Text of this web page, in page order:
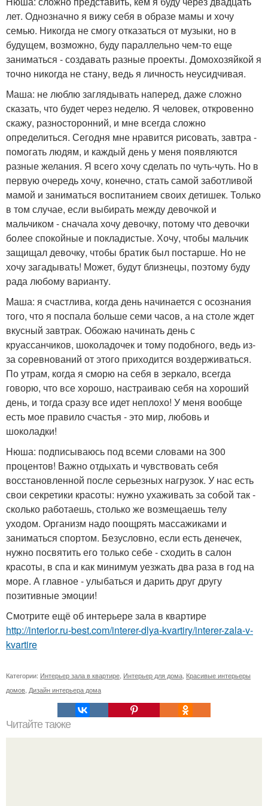
лет. Однозначно я вижу себя в образе мамы и хочу
семью. Никогда не смогу отказаться от музыки, но в
будущем, возможно, буду параллельно чем-то еще
заниматься - создавать разные проекты. Домохозяйкой я
точно никогда не стану, ведь я личность неусидчивая.
Маша: не люблю заглядывать наперед, даже сложно
сказать, что будет через неделю. Я человек, откровенно
скажу, разносторонний, и мне всегда сложно
определиться. Сегодня мне нравится рисовать, завтра -
помогать людям, и каждый день у меня появляются
разные желания. Я всего хочу сделать по чуть-чуть. Но в
первую очередь хочу, конечно, стать самой заботливой
мамой и заниматься воспитанием своих детишек. Только
в том случае, если выбирать между девочкой и
мальчиком - сначала хочу девочку, потому что девочки
более спокойные и покладистые. Хочу, чтобы мальчик
защищал девочку, чтобы братик был постарше. Но не
хочу загадывать! Может, будут близнецы, поэтому буду
рада любому варианту.
Маша: я счастлива, когда день начинается с осознания
того, что я поспала больше семи часов, а на столе ждет
вкусный завтрак. Обожаю начинать день с
круассанчиков, шоколадочек и тому подобного, ведь из-
за соревнований от этого приходится воздерживаться.
По утрам, когда я сморю на себя в зеркало, всегда
говорю, что все хорошо, настраиваю себя на хороший
день, и тогда сразу все идет неплохо! У меня вообще
есть мое правило счастья - это мир, любовь и
шоколадки!
Нюша: подписываюсь под всеми словами на 300
процентов! Важно отдыхать и чувствовать себя
восстановленной после серьезных нагрузок. У нас есть
свои секретики красоты: нужно ухаживать за собой так -
сколько работаешь, столько же возмещаешь телу
уходом. Организм надо поощрять массажиками и
заниматься спортом. Безусловно, если есть денечек,
нужно посвятить его только себе - сходить в салон
красоты, в спа и как минимум уезжать два раза в год на
море. А главное - улыбаться и дарить друг другу
позитивные эмоции!
Смотрите ещё об интерьере зала в квартире
http://interior.ru-best.com/interer-dlya-kvartiry/interer-zala-v-
kvartire
Категории: Интерьер зала в квартире Интерьер для дома Красивые интерьеры
домов Дизайн интерьера дома
Читайте также